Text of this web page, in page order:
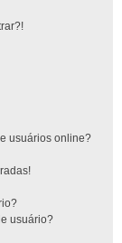
usuários online?
usuário?